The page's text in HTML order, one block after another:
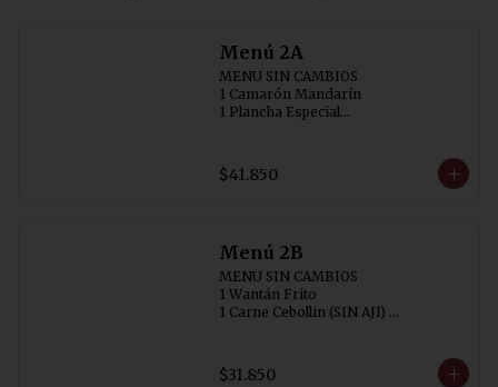
Menú 2A
MENU SIN CAMBIOS
1 Camarón Mandarín
1 Plancha Especial
$41.850
Menú 2B
MENU SIN CAMBIOS
1 Wantán Frito
1 Carne Cebollin (SIN AJI)
$31.850